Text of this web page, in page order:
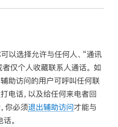
可以选择允许与任何人、“通讯
仅个人收藏联系人通话。 如
助访问的用户可呼叫任何联
电话，以及给任何来电者回
你必须退出辅助访问才能与
。